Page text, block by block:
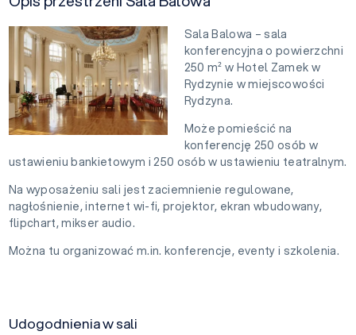
Sala Balowa – sala
konferencyjna o powierzchni
250 m² w Hotel Zamek w
Rydzynie w miejscowości
Rydzyna.
Może pomieścić na
konferencję 250 osób w
ustawieniu bankietowym i 250 osób w ustawieniu teatralnym.
Na wyposażeniu sali jest zaciemnienie regulowane,
nagłośnienie, internet wi-fi, projektor, ekran wbudowany,
flipchart, mikser audio.
Można tu organizować m.in. konferencje, eventy i szkolenia.
Udogodnienia w sali